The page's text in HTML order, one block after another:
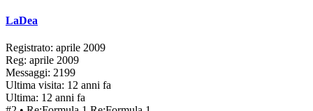
LaDea
Registrato: aprile 2009
Reg: aprile 2009
Messaggi: 2199
Ultima visita: 12 anni fa
Ultima: 12 anni fa